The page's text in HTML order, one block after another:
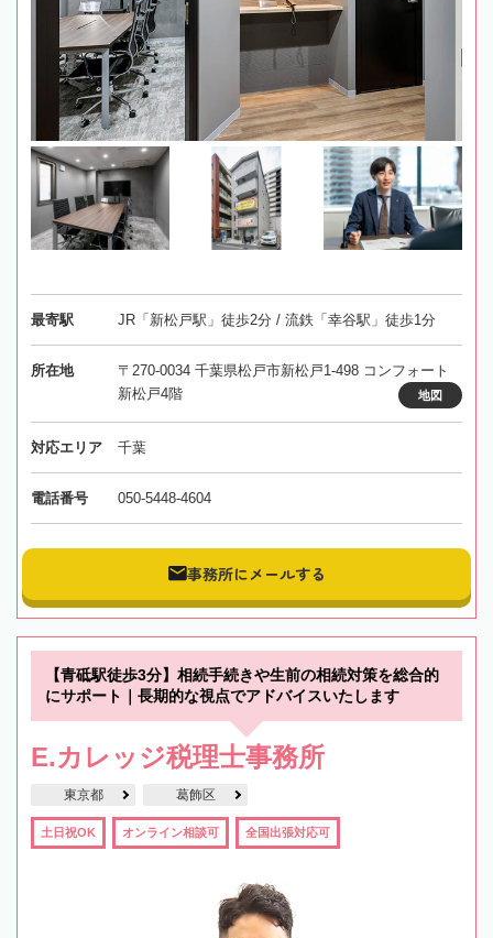
最寄駅 JR「新松戸駅」徒歩2分 / 流鉄「幸谷駅」徒歩1分
所在地
〒270-0034 千葉県松戸市新松戸1-498 コンフォート
新松戸4階
地図
対応エリア 千葉
電話番号 050-5448-4604
事務所にメールする
【青砥駅徒歩3分】相続手続きや生前の相続対策を総合的
にサポート｜長期的な視点でアドバイスいたします
E.カレッジ税理士事務所
東京都 葛飾区
土日祝OK オンライン相談可 全国出張対応可